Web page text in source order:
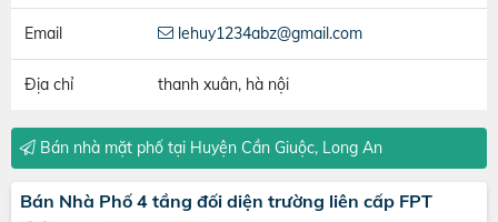
Email lehuy1234abz@gmail.com
Địa chỉ thanh xuân, hà nội
Bán nhà mặt phố tại Huyện Cần Giuộc, Long An
Bán Nhà Phố 4 tầng đối diện trường liên cấp FPT